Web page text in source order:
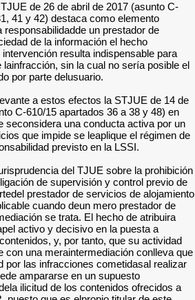
de 26 de abril de 2017 (asunto C-
41 y 42) destaca como elemento
responsabilidadde un prestador de
de la información el hecho
resulta indispensable para
sin la cual no sería posible el
por parte delusuario.
a estos efectos la STJUE de 14 de
C-610/15 apartados 36 a 38 y 48) en
seconsidera una conducta activa por un
que impide se leaplique el régimen de
previsto en la LSSI.
del TJUE sobre la prohibición
de supervisión y control previo de
prestador de servicios de alojamiento
cuando deun mero prestador de
se trata. El hecho de atribuira
activo y decisivo en la puesta a
y, por tanto, que su actividad
con una meraintermediación conlleva que
por las infracciones cometidasal realizar
ampararse en un supuesto
ilicitud de los contenidos ofrecidos a